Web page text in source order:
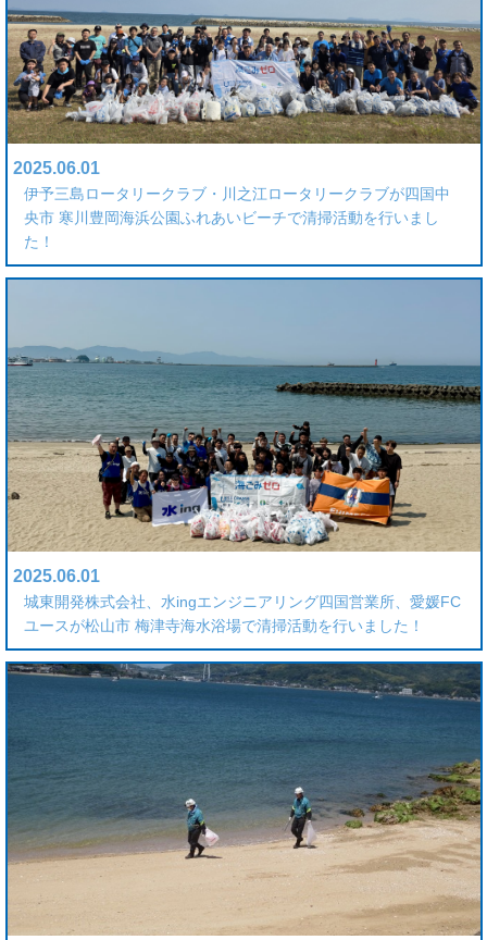
2025.06.01
伊予三島ロータリークラブ・川之江ロータリークラブが四国中
央市 寒川豊岡海浜公園ふれあいビーチで清掃活動を行いまし
た！
2025.06.01
城東開発株式会社、水ingエンジニアリング四国営業所、愛媛FC
ユースが松山市 梅津寺海水浴場で清掃活動を行いました！